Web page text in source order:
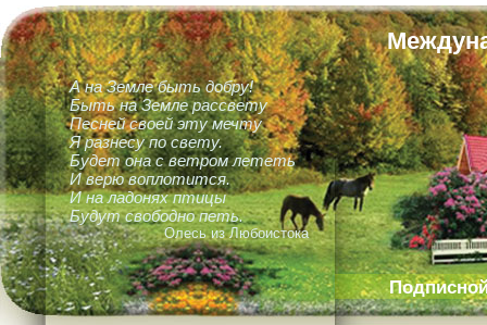
А на Земле быть добру!
Быть на Земле рассвету
Песней своей эту мечту
Я разнесу по свету.
Будет она с ветром лететь
И верю воплотится.
И на ладонях птицы
Будут свободно петь.
Олесь из Любоистока